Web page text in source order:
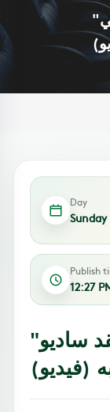
"أنانية" محمد صلاح تفقد ساديو ماني
Day
Sunday
Publish
12:27
"أنانية" محمد صلاح تفقد ساديو
(فيديو)